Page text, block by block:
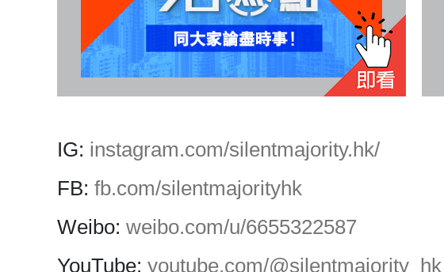
IG: instagram.com/silentmajority.hk/
FB: fb.com/silentmajorityhk
Weibo: weibo.com/u/6655322587
YouTube: youtube.com/@silentmajority_hk